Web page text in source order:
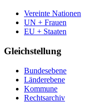
Vereinte Nationen
UN + Frauen
EU + Staaten
Gleichstellung
Bundesebene
Länderebene
Kommune
Rechtsarchiv